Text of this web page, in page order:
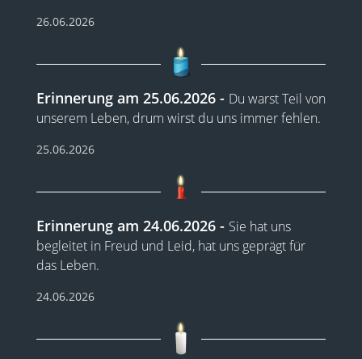
26.06.2026
Erinnerung am 25.06.2026
Du warst Teil von
unserem Leben, drum wirst du uns immer fehlen.
25.06.2026
Erinnerung am 24.06.2026
Sie hat uns
begleitet in Freud und Leid, hat uns geprägt für
das Leben.
24.06.2026